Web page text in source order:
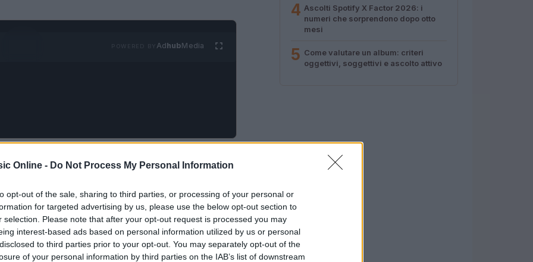
Online - Do Not Process My Personal Information
opt-out of the sale, sharing to third parties, or processing of your personal or
for targeted advertising by us, please use the below opt-out section to
selection. Please note that after your opt-out request is processed you may
interest-based ads based on personal information utilized by us or personal
to third parties prior to your opt-out. You may separately opt-out of the
of your personal information by third parties on the IAB’s list of downstream
AdhubMedia
musicali di altissimo livello, lasciando
ma stimolanti. In un periodo in cui il
lavorato instancabilmente per selezionare i
di stimolare discussioni e scoperte
4 Ascolti Spotify X Factor 2026: i
numeri che sorprendono dopo otto
mesi
5 Come valutare un album: criteri
oggettivi, soggettivi e ascolto attivo